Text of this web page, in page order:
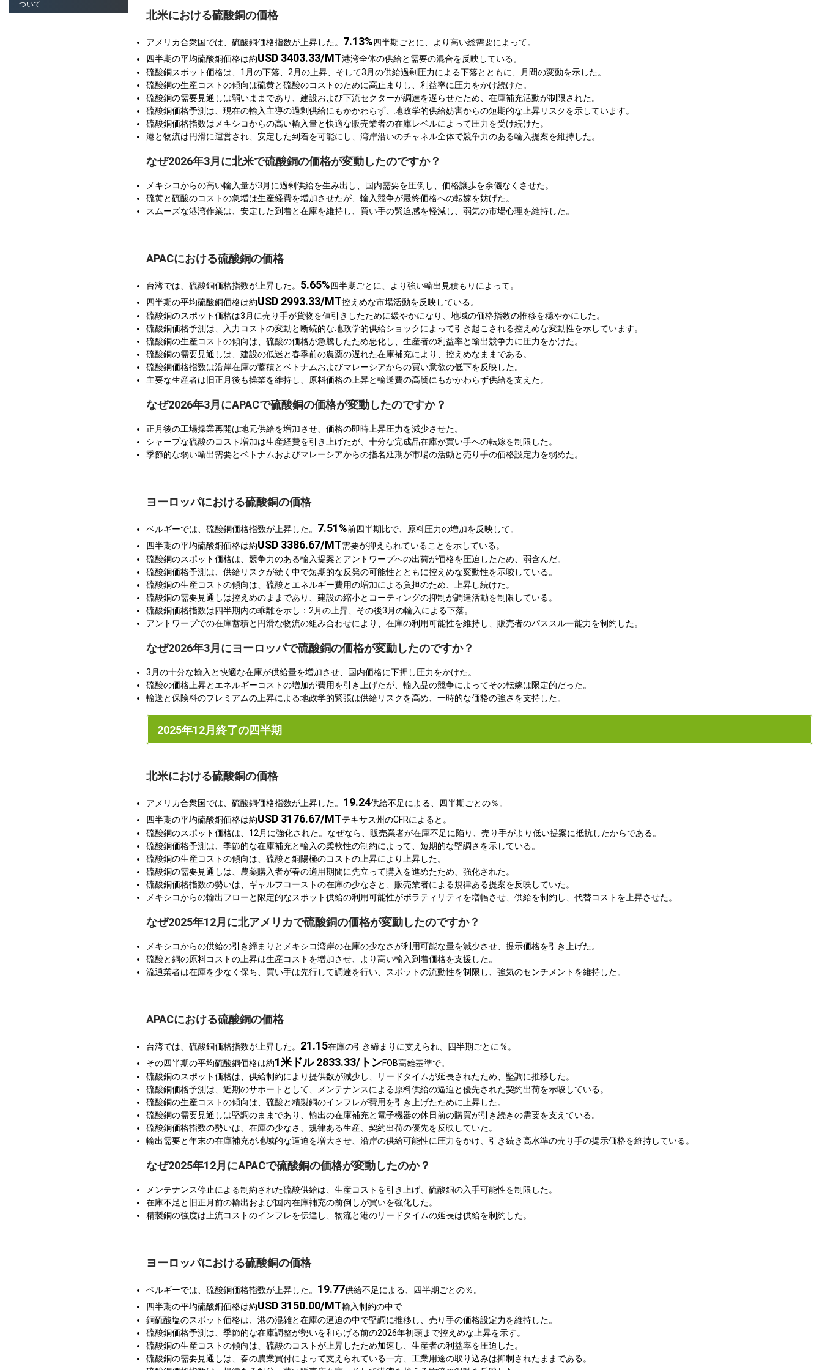
ついて
北米における硫酸銅の価格
アメリカ合衆国では、硫酸銅価格指数が上昇した。 7.13%四半期ごとに、より高い総需要によって。
四半期の平均硫酸銅価格は約USD 3403.33/MT港湾全体の供給と需要の混合を反映している。
硫酸銅スポット価格は、1月の下落、2月の上昇、そして3月の供給過剰圧力による下落とともに、月間の変動を示した。
硫酸銅の生産コストの傾向は硫黄と硫酸のコストのために高止まりし、利益率に圧力をかけ続けた。
硫酸銅の需要見通しは弱いままであり、建設および下流セクターが調達を遅らせたため、在庫補充活動が制限された。
硫酸銅価格予測は、現在の輸入主導の過剰供給にもかかわらず、地政学的供給妨害からの短期的な上昇リスクを示しています。
硫酸銅価格指数はメキシコからの高い輸入量と快適な販売業者の在庫レベルによって圧力を受け続けた。
港と物流は円滑に運営され、安定した到着を可能にし、湾岸沿いのチャネル全体で競争力のある輸入提案を維持した。
なぜ2026年3月に北米で硫酸銅の価格が変動したのですか？
メキシコからの高い輸入量が3月に過剰供給を生み出し、国内需要を圧倒し、価格譲歩を余儀なくさせた。
硫黄と硫酸のコストの急増は生産経費を増加させたが、輸入競争が最終価格への転嫁を妨げた。
スムーズな港湾作業は、安定した到着と在庫を維持し、買い手の緊迫感を軽減し、弱気の市場心理を維持した。
APACにおける硫酸銅の価格
台湾では、硫酸銅価格指数が上昇した。 5.65%四半期ごとに、より強い輸出見積もりによって。
四半期の平均硫酸銅価格は約USD 2993.33/MT控えめな市場活動を反映している。
硫酸銅のスポット価格は3月に売り手が貨物を値引きしたために緩やかになり、地域の価格指数の推移を穏やかにした。
硫酸銅価格予測は、入力コストの変動と断続的な地政学的供給ショックによって引き起こされる控えめな変動性を示しています。
硫酸銅の生産コストの傾向は、硫酸の価格が急騰したため悪化し、生産者の利益率と輸出競争力に圧力をかけた。
硫酸銅の需要見通しは、建設の低迷と春季前の農薬の遅れた在庫補充により、控えめなままである。
硫酸銅価格指数は沿岸在庫の蓄積とベトナムおよびマレーシアからの買い意欲の低下を反映した。
主要な生産者は旧正月後も操業を維持し、原料価格の上昇と輸送費の高騰にもかかわらず供給を支えた。
なぜ2026年3月にAPACで硫酸銅の価格が変動したのですか？
正月後の工場操業再開は地元供給を増加させ、価格の即時上昇圧力を減少させた。
シャープな硫酸のコスト増加は生産経費を引き上げたが、十分な完成品在庫が買い手への転嫁を制限した。
季節的な弱い輸出需要とベトナムおよびマレーシアからの指名延期が市場の活動と売り手の価格設定力を弱めた。
ヨーロッパにおける硫酸銅の価格
ベルギーでは、硫酸銅価格指数が上昇した。 7.51%前四半期比で、原料圧力の増加を反映して。
四半期の平均硫酸銅価格は約USD 3386.67/MT需要が抑えられていることを示している。
硫酸銅のスポット価格は、競争力のある輸入提案とアントワープへの出荷が価格を圧迫したため、弱含んだ。
硫酸銅価格予測は、供給リスクが続く中で短期的な反発の可能性とともに控えめな変動性を示唆している。
硫酸銅の生産コストの傾向は、硫酸とエネルギー費用の増加による負担のため、上昇し続けた。
硫酸銅の需要見通しは控えめのままであり、建設の縮小とコーティングの抑制が調達活動を制限している。
硫酸銅価格指数は四半期内の乖離を示し：2月の上昇、その後3月の輸入による下落。
アントワープでの在庫蓄積と円滑な物流の組み合わせにより、在庫の利用可能性を維持し、販売者のパススルー能力を制約した。
なぜ2026年3月にヨーロッパで硫酸銅の価格が変動したのですか？
3月の十分な輸入と快適な在庫が供給量を増加させ、国内価格に下押し圧力をかけた。
硫酸の価格上昇とエネルギーコストの増加が費用を引き上げたが、輸入品の競争によってその転嫁は限定的だった。
輸送と保険料のプレミアムの上昇による地政学的緊張は供給リスクを高め、一時的な価格の強さを支持した。
2025年12月終了の四半期
北米における硫酸銅の価格
アメリカ合衆国では、硫酸銅価格指数が上昇した。 19.24供給不足による、四半期ごとの％。
四半期の平均硫酸銅価格は約USD 3176.67/MTテキサス州のCFRによると。
硫酸銅のスポット価格は、12月に強化された。なぜなら、販売業者が在庫不足に陥り、売り手がより低い提案に抵抗したからである。
硫酸銅価格予測は、季節的な在庫補充と輸入の柔軟性の制約によって、短期的な堅調さを示している。
硫酸銅の生産コストの傾向は、硫酸と銅陽極のコストの上昇により上昇した。
硫酸銅の需要見通しは、農薬購入者が春の適用期間に先立って購入を進めたため、強化された。
硫酸銅価格指数の勢いは、ギャルフコーストの在庫の少なさと、販売業者による規律ある提案を反映していた。
メキシコからの輸出フローと限定的なスポット供給の利用可能性がボラティリティを増幅させ、供給を制約し、代替コストを上昇させた。
なぜ2025年12月に北アメリカで硫酸銅の価格が変動したのですか？
メキシコからの供給の引き締まりとメキシコ湾岸の在庫の少なさが利用可能な量を減少させ、提示価格を引き上げた。
硫酸と銅の原料コストの上昇は生産コストを増加させ、より高い輸入到着価格を支援した。
流通業者は在庫を少なく保ち、買い手は先行して調達を行い、スポットの流動性を制限し、強気のセンチメントを維持した。
APACにおける硫酸銅の価格
台湾では、硫酸銅価格指数が上昇した。 21.15在庫の引き締まりに支えられ、四半期ごとに％。
その四半期の平均硫酸銅価格は約1米ドル 2833.33/トンFOB高雄基準で。
硫酸銅のスポット価格は、供給制約により提供数が減少し、リードタイムが延長されたため、堅調に推移した。
硫酸銅価格予測は、近期のサポートとして、メンテナンスによる原料供給の逼迫と優先された契約出荷を示唆している。
硫酸銅の生産コストの傾向は、硫酸と精製銅のインフレが費用を引き上げたために上昇した。
硫酸銅の需要見通しは堅調のままであり、輸出の在庫補充と電子機器の休日前の購買が引き続きの需要を支えている。
硫酸銅価格指数の勢いは、在庫の少なさ、規律ある生産、契約出荷の優先を反映していた。
輸出需要と年末の在庫補充が地域的な逼迫を増大させ、沿岸の供給可能性に圧力をかけ、引き続き高水準の売り手の提示価格を維持している。
なぜ2025年12月にAPACで硫酸銅の価格が変動したのか？
メンテナンス停止による制約された硫酸供給は、生産コストを引き上げ、硫酸銅の入手可能性を制限した。
在庫不足と旧正月前の輸出および国内在庫補充の前倒しが買いを強化した。
精製銅の強度は上流コストのインフレを伝達し、物流と港のリードタイムの延長は供給を制約した。
ヨーロッパにおける硫酸銅の価格
ベルギーでは、硫酸銅価格指数が上昇した。 19.77供給不足による、四半期ごとの％。
四半期の平均硫酸銅価格は約USD 3150.00/MT輸入制約の中で
銅硫酸塩のスポット価格は、港の混雑と在庫の逼迫の中で堅調に推移し、売り手の価格設定力を維持した。
硫酸銅価格予測は、季節的な在庫調整が勢いを和らげる前の2026年初頭まで控えめな上昇を示す。
硫酸銅の生産コストの傾向は、硫酸のコストが上昇したため加速し、生産者の利益率を圧迫した。
硫酸銅の需要見通しは、春の農業買付によって支えられている一方、工業用途の取り込みは抑制されたままである。